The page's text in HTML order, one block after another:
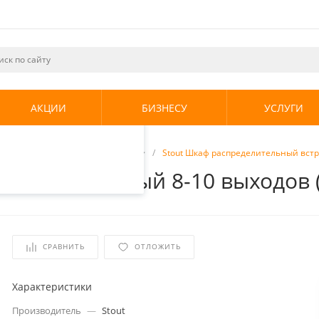
и
использования.
.
АКЦИИ БИЗНЕСУ УСЛУГИ
/ Stout Шкаф распределительный
встроенный 8-10
СРАВНИТЬ ОТЛОЖИТЬ
Характеристики
Производитель — Stout